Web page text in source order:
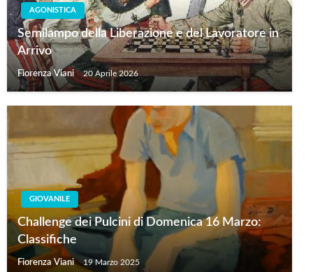
AGONISTICA
Semilampo della Liberazione e del Lavoratore in
Arrivo
Fiorenza Viani 20 Aprile 2026
GIOVANILE
Challenge dei Pulcini di Domenica 16 Marzo:
Classifiche
Fiorenza Viani 19 Marzo 2025